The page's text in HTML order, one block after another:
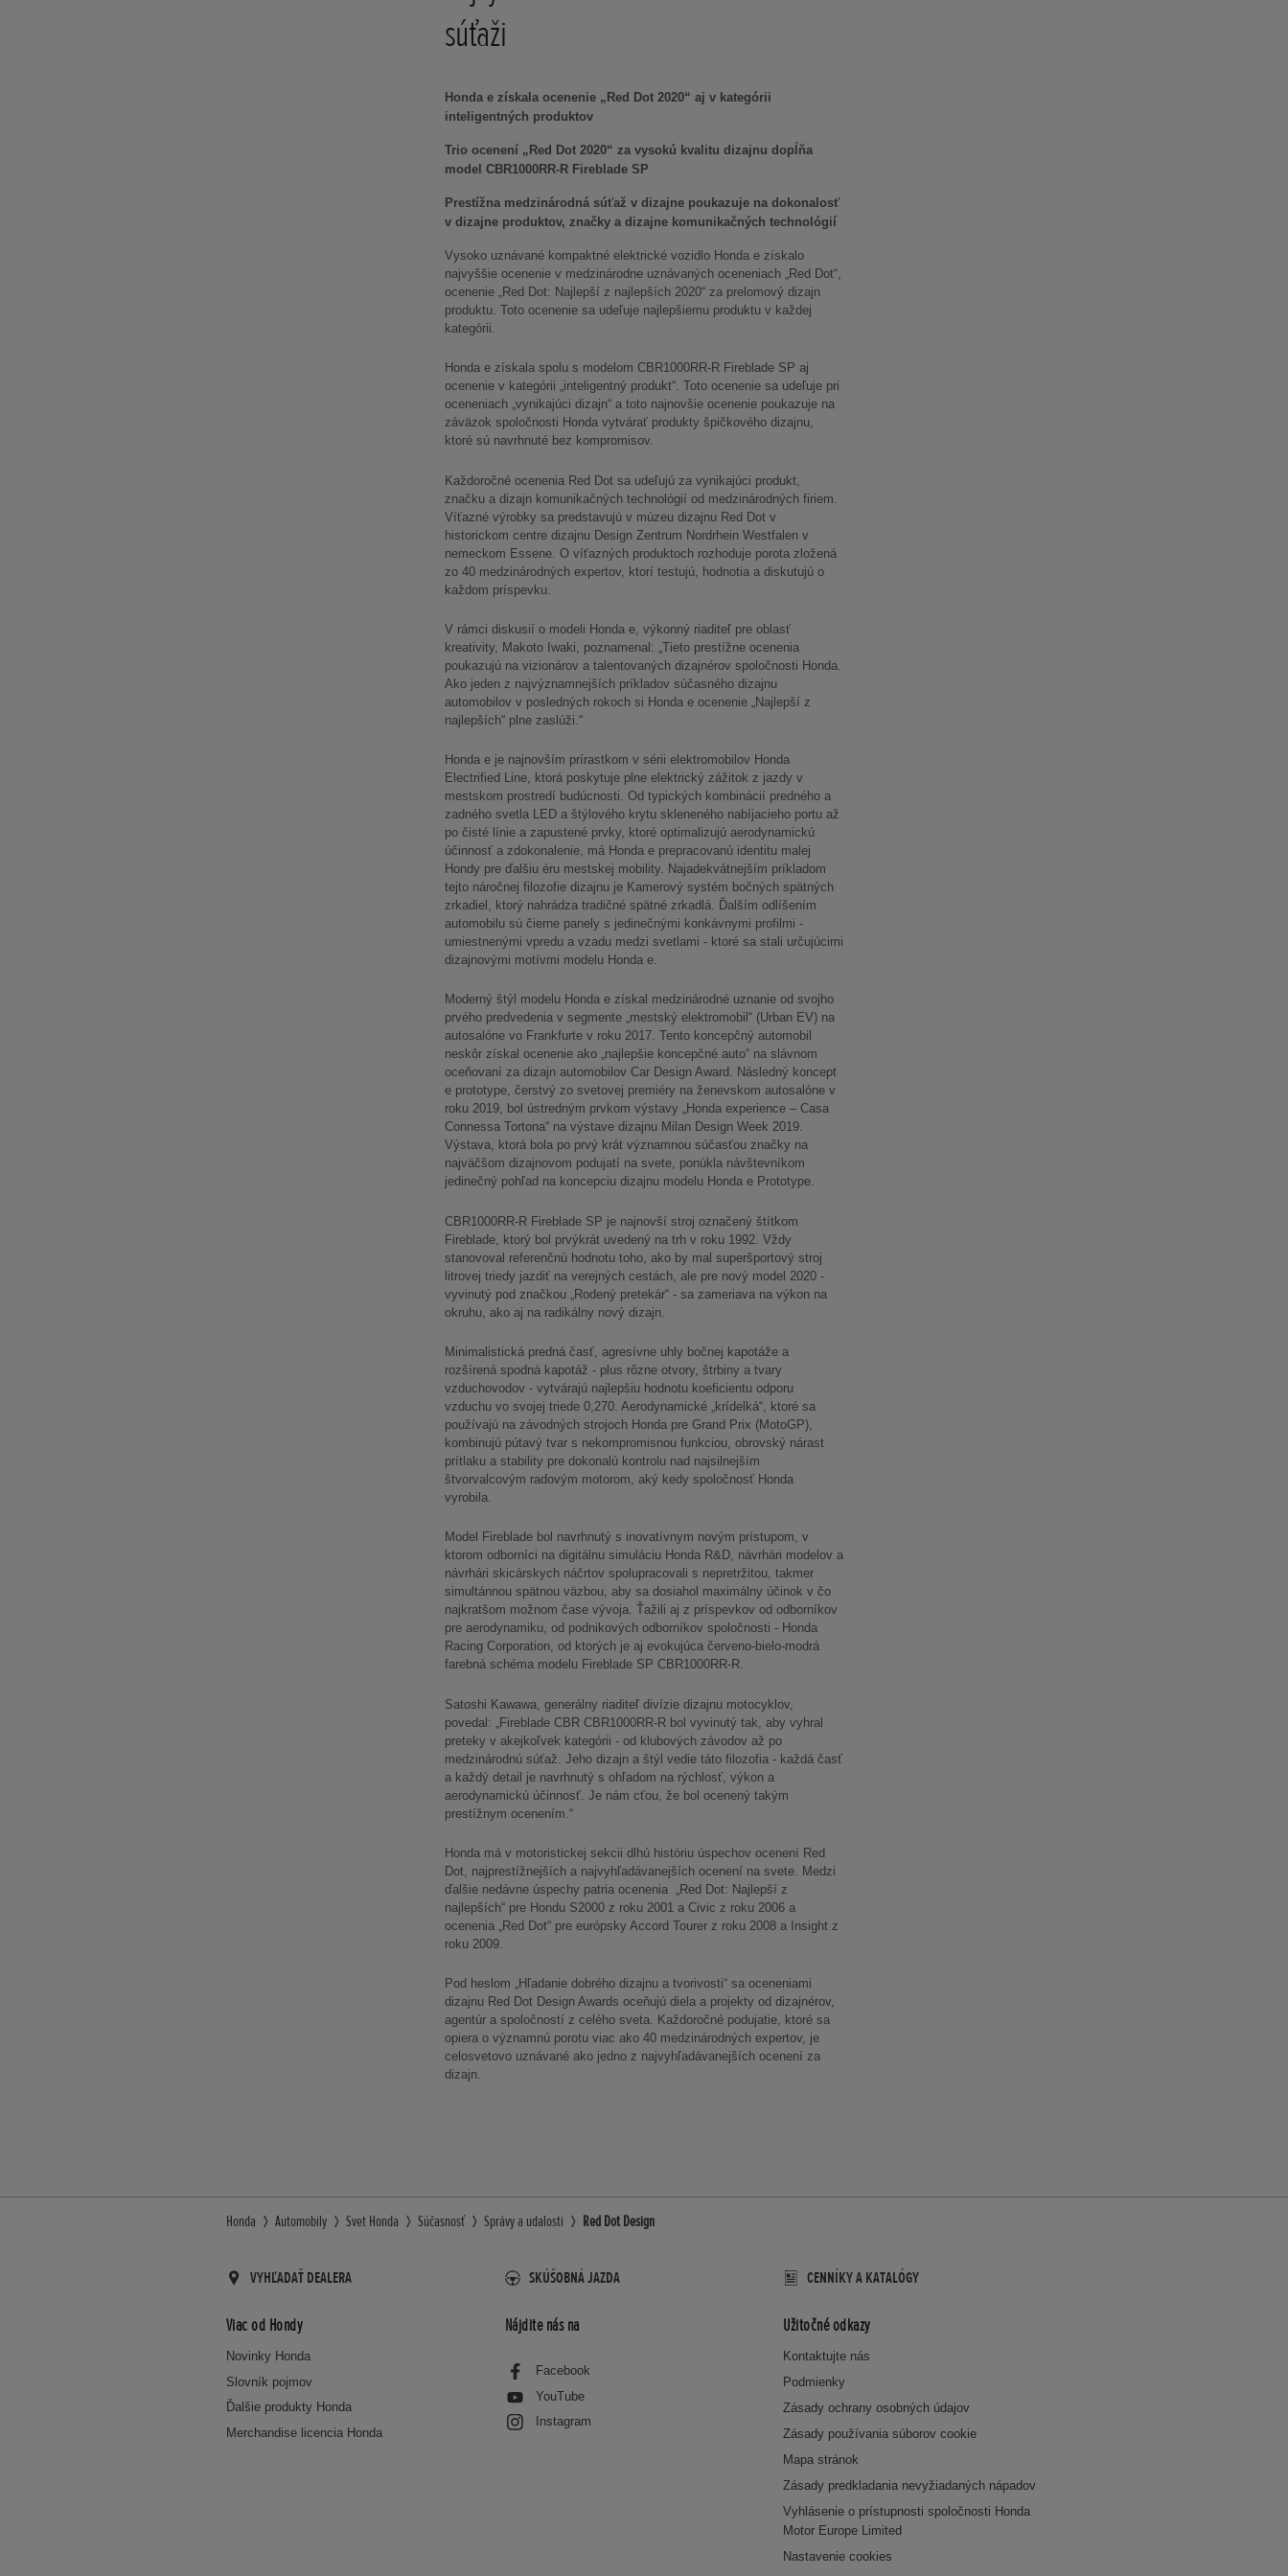
súťaži
Honda e získala ocenenie „Red Dot 2020“ aj v kategórii
inteligentných produktov
Trio ocenení „Red Dot 2020“ za vysokú kvalitu dizajnu dopĺňa
model CBR1000RR-R Fireblade SP
Prestížna medzinárodná súťaž v dizajne poukazuje na dokonalosť
v dizajne produktov, značky a dizajne komunikačných technológií
Vysoko uznávané kompaktné elektrické vozidlo Honda e získalo
najvyššie ocenenie v medzinárodne uznávaných oceneniach „Red Dot“,
ocenenie „Red Dot: Najlepší z najlepších 2020“ za prelomový dizajn
produktu. Toto ocenenie sa udeľuje najlepšiemu produktu v každej
kategórii.
Honda e získala spolu s modelom CBR1000RR-R Fireblade SP aj
ocenenie v kategórii „inteligentný produkt“. Toto ocenenie sa udeľuje pri
oceneniach „vynikajúci dizajn“ a toto najnovšie ocenenie poukazuje na
záväzok spoločnosti Honda vytvárať produkty špičkového dizajnu,
ktoré sú navrhnuté bez kompromisov.
Každoročné ocenenia Red Dot sa udeľujú za vynikajúci produkt,
značku a dizajn komunikačných technológií od medzinárodných firiem.
Víťazné výrobky sa predstavujú v múzeu dizajnu Red Dot v
historickom centre dizajnu Design Zentrum Nordrhein Westfalen v
nemeckom Essene. O víťazných produktoch rozhoduje porota zložená
zo 40 medzinárodných expertov, ktorí testujú, hodnotia a diskutujú o
každom príspevku.
V rámci diskusií o modeli Honda e, výkonný riaditeľ pre oblasť
kreativity, Makoto Iwaki, poznamenal: „Tieto prestížne ocenenia
poukazujú na vizionárov a talentovaných dizajnérov spoločnosti Honda.
Ako jeden z najvýznamnejších príkladov súčasného dizajnu
automobilov v posledných rokoch si Honda e ocenenie „Najlepší z
najlepších“ plne zaslúži.“
Honda e je najnovším prírastkom v sérii elektromobilov Honda
Electrified Line, ktorá poskytuje plne elektrický zážitok z jazdy v
mestskom prostredí budúcnosti. Od typických kombinácií predného a
zadného svetla LED a štýlového krytu skleneného nabíjacieho portu až
po čisté línie a zapustené prvky, ktoré optimalizujú aerodynamickú
účinnosť a zdokonalenie, má Honda e prepracovanú identitu malej
Hondy pre ďalšiu éru mestskej mobility. Najadekvátnejším príkladom
tejto náročnej filozofie dizajnu je Kamerový systém bočných spätných
zrkadiel, ktorý nahrádza tradičné spätné zrkadlá. Ďalším odlíšením
automobilu sú čierne panely s jedinečnými konkávnymi profilmi -
umiestnenými vpredu a vzadu medzi svetlami - ktoré sa stali určujúcimi
dizajnovými motívmi modelu Honda e.
Moderný štýl modelu Honda e získal medzinárodné uznanie od svojho
prvého predvedenia v segmente „mestský elektromobil“ (Urban EV) na
autosalóne vo Frankfurte v roku 2017. Tento koncepčný automobil
neskôr získal ocenenie ako „najlepšie koncepčné auto“ na slávnom
oceňovaní za dizajn automobilov Car Design Award. Následný koncept
e prototype, čerstvý zo svetovej premiéry na ženevskom autosalóne v
roku 2019, bol ústredným prvkom výstavy „Honda experience – Casa
Connessa Tortona“ na výstave dizajnu Milan Design Week 2019.
Výstava, ktorá bola po prvý krát významnou súčasťou značky na
najväčšom dizajnovom podujatí na svete, ponúkla návštevníkom
jedinečný pohľad na koncepciu dizajnu modelu Honda e Prototype.
CBR1000RR-R Fireblade SP je najnovší stroj označený štítkom
Fireblade, ktorý bol prvýkrát uvedený na trh v roku 1992. Vždy
stanovoval referenčnú hodnotu toho, ako by mal superšportový stroj
litrovej triedy jazdiť na verejných cestách, ale pre nový model 2020 -
vyvinutý pod značkou „Rodený pretekár“ - sa zameriava na výkon na
okruhu, ako aj na radikálny nový dizajn.
Minimalistická predná časť, agresívne uhly bočnej kapotáže a
rozšírená spodná kapotáž - plus rôzne otvory, štrbiny a tvary
vzduchovodov - vytvárajú najlepšiu hodnotu koeficientu odporu
vzduchu vo svojej triede 0,270. Aerodynamické „krídelká“, ktoré sa
používajú na závodných strojoch Honda pre Grand Prix (MotoGP),
kombinujú pútavý tvar s nekompromisnou funkciou, obrovský nárast
prítlaku a stability pre dokonalú kontrolu nad najsilnejším
štvorvalcovým radovým motorom, aký kedy spoločnosť Honda
vyrobila.
Model Fireblade bol navrhnutý s inovatívnym novým prístupom, v
ktorom odborníci na digitálnu simuláciu Honda R&D, návrhári modelov a
návrhári skicárskych náčrtov spolupracovali s nepretržitou, takmer
simultánnou spätnou väzbou, aby sa dosiahol maximálny účinok v čo
najkratšom možnom čase vývoja. Ťažili aj z príspevkov od odborníkov
pre aerodynamiku, od podnikových odborníkov spoločnosti - Honda
Racing Corporation, od ktorých je aj evokujúca červeno-bielo-modrá
farebná schéma modelu Fireblade SP CBR1000RR-R.
Satoshi Kawawa, generálny riaditeľ divízie dizajnu motocyklov,
povedal: „Fireblade CBR CBR1000RR-R bol vyvinutý tak, aby vyhral
preteky v akejkoľvek kategórii - od klubových závodov až po
medzinárodnú súťaž. Jeho dizajn a štýl vedie táto filozofia - každá časť
a každý detail je navrhnutý s ohľadom na rýchlosť, výkon a
aerodynamickú účinnosť. Je nám cťou, že bol ocenený takým
prestížnym ocenením.“
Honda má v motoristickej sekcii dlhú históriu úspechov ocenení Red
Dot, najprestížnejších a najvyhľadávanejších ocenení na svete. Medzi
ďalšie nedávne úspechy patria ocenenia „Red Dot: Najlepší z
najlepších“ pre Hondu S2000 z roku 2001 a Civic z roku 2006 a
ocenenia „Red Dot“ pre európsky Accord Tourer z roku 2008 a Insight z
roku 2009.
Pod heslom „Hľadanie dobrého dizajnu a tvorivosti“ sa oceneniami
dizajnu Red Dot Design Awards oceňujú diela a projekty od dizajnérov,
agentúr a spoločností z celého sveta. Každoročné podujatie, ktoré sa
opiera o významnú porotu viac ako 40 medzinárodných expertov, je
celosvetovo uznávané ako jedno z najvyhľadávanejších ocenení za
dizajn.
Honda Automobily Svet Honda Súčasnosť Správy a udalosti Red Dot Design
VYHĽADAŤ DEALERA SKÚŠOBNÁ JAZDA CENNÍKY A KATALÓGY
Viac od Hondy
Novinky Honda
Slovník pojmov
Ďalšie produkty Honda
Merchandise licencia Honda
Nájdite nás na
Facebook
YouTube
Instagram
Užitočné odkazy
Kontaktujte nás
Podmienky
Zásady ochrany osobných údajov
Zásady používania súborov cookie
Mapa stránok
Zásady predkladania nevyžiadaných nápadov
Vyhlásenie o prístupnosti spoločnosti Honda
Motor Europe Limited
Nastavenie cookies